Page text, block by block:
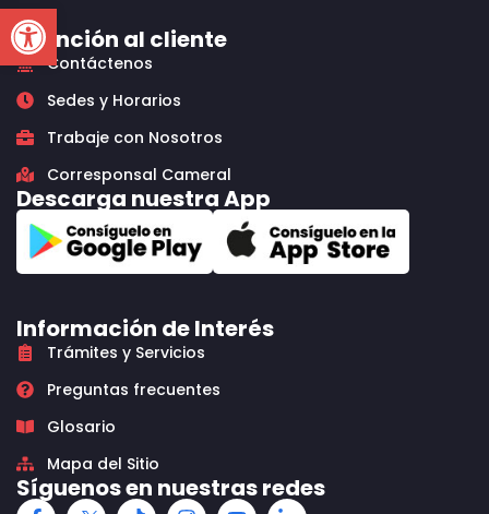
Open toolbar
Atención al cliente
Contáctenos
Sedes y Horarios
Trabaje con Nosotros
Corresponsal Cameral
Descarga nuestra App
Información de Interés
Trámites y Servicios
Preguntas frecuentes
Glosario
Mapa del Sitio
Síguenos en nuestras redes